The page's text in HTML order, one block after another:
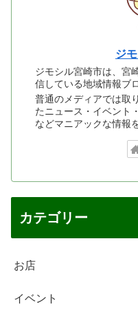
ジ
ジモシル宮崎市は、宮
信している地域情報ブ
普通のメディアでは取
たニュース・イベント
などマニアックな情報
カテゴリー
お店
イベント